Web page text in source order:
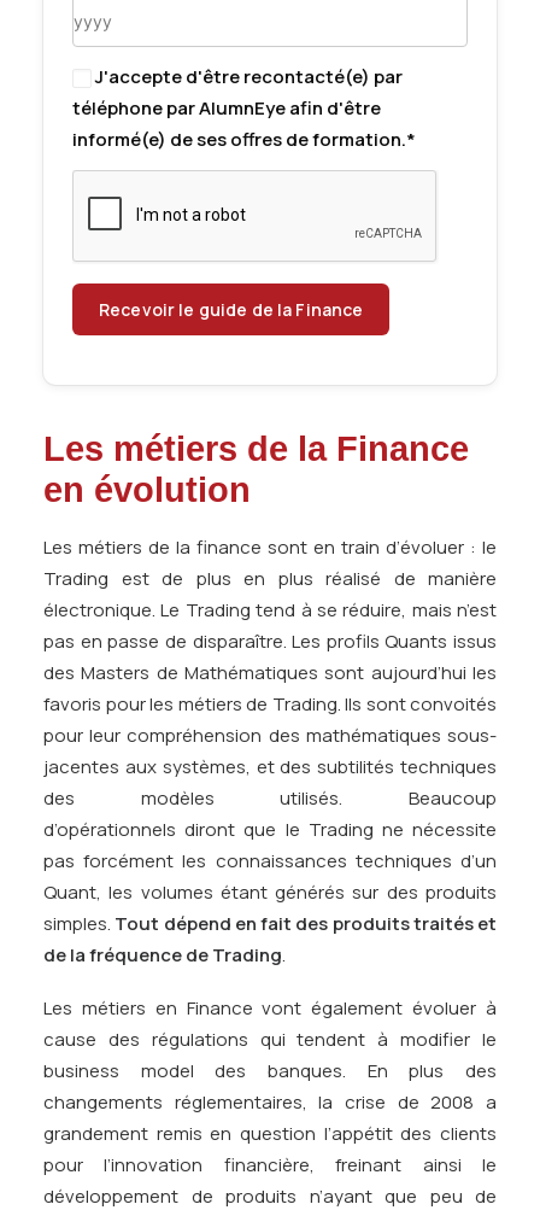
J'accepte d'être recontacté(e) par
téléphone par AlumnEye afin d'être
informé(e) de ses offres de formation.*
Les métiers de la Finance
en évolution
Les métiers de la finance sont en train d’évoluer : le
Trading est de plus en plus réalisé de manière
électronique. Le Trading tend à se réduire, mais n’est
pas en passe de disparaître. Les profils Quants issus
des Masters de Mathématiques sont aujourd’hui les
favoris pour les métiers de Trading. Ils sont convoités
pour leur compréhension des mathématiques sous-
jacentes aux systèmes, et des subtilités techniques
des modèles utilisés. Beaucoup
d’opérationnels diront que le Trading ne nécessite
pas forcément les connaissances techniques d’un
Quant, les volumes étant générés sur des produits
simples. Tout dépend en fait des produits traités et
de la fréquence de Trading.
Les métiers en Finance vont également évoluer à
cause des régulations qui tendent à modifier le
business model des banques. En plus des
changements réglementaires, la crise de 2008 a
grandement remis en question l’appétit des clients
pour l’innovation financière, freinant ainsi le
développement de produits n’ayant que peu de